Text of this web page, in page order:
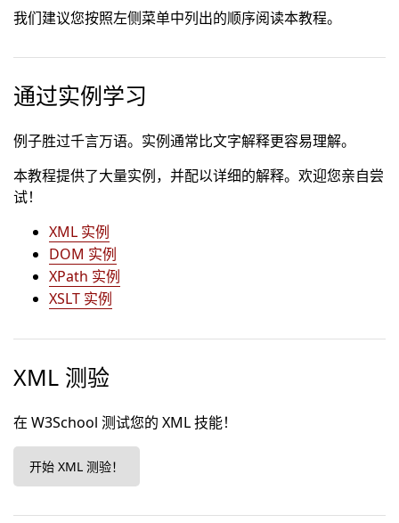
我们建议您按照左侧菜单中列出的顺序阅读本教程。
通过实例学习
例子胜过千言万语。实例通常比文字解释更容易理解。
本教程提供了大量实例，并配以详细的解释。欢迎您亲自尝
试！
XML 实例
DOM 实例
XPath 实例
XSLT 实例
XML 测验
在 W3School 测试您的 XML 技能！
开始 XML 测验！